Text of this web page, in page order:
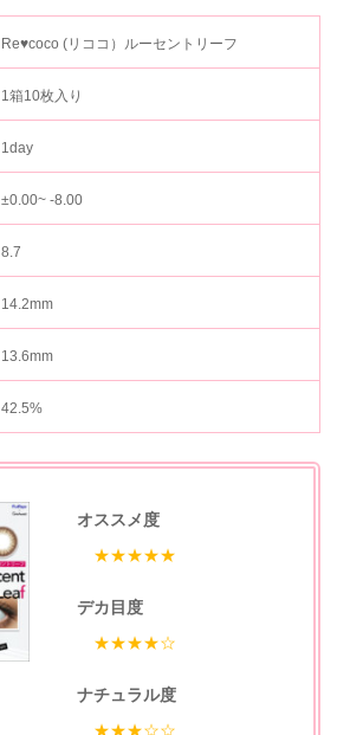
Re♥coco (リココ）ルーセントリーフ
1箱10枚入り
1day
±0.00~ -8.00
8.7
14.2mm
13.6mm
42.5%
オススメ度
★★★★★
デカ目度
★★★★☆
ナチュラル度
★★★☆☆